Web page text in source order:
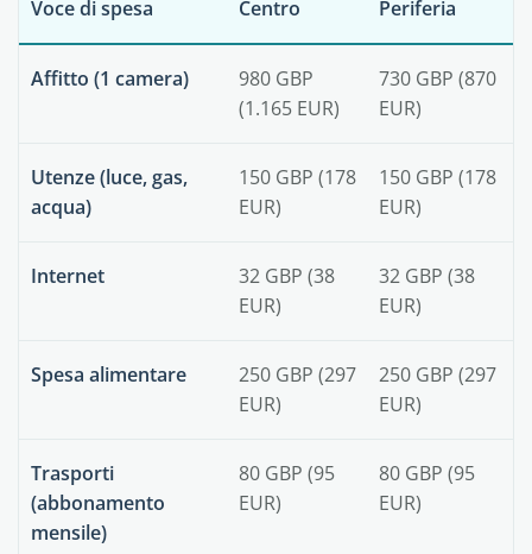
Voce di spesa Centro Periferia
Affitto (1 camera)
980 GBP
(1.165 EUR)
730 GBP (870
EUR)
Utenze (luce, gas,
acqua)
150 GBP (178
EUR)
150 GBP (178
EUR)
Internet
32 GBP (38
EUR)
32 GBP (38
EUR)
Spesa alimentare
250 GBP (297
EUR)
250 GBP (297
EUR)
Trasporti
(abbonamento
mensile)
80 GBP (95
EUR)
80 GBP (95
EUR)